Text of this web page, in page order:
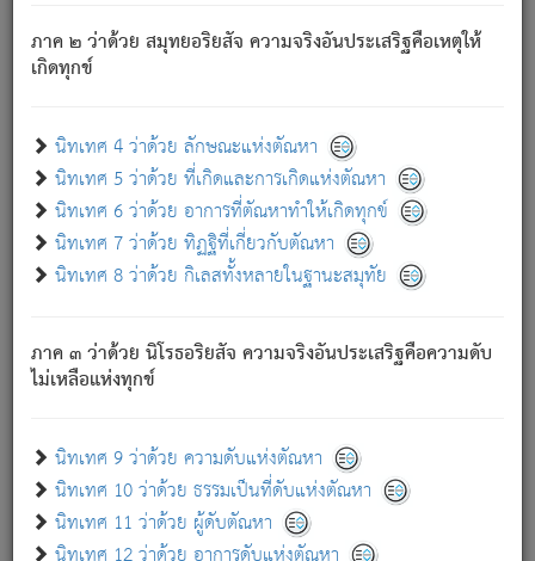
ภาค ๒ ว่าด้วย สมุทยอริยสัจ ความจริงอันประเสริฐคือเหตุให้
เกิดทุกข์
นิทเทศ 4 ว่าด้วย ลักษณะแห่งตัณหา
นิทเทศ 5 ว่าด้วย ที่เกิดและการเกิดแห่งตัณหา
นิทเทศ 6 ว่าด้วย อาการที่ตัณหาทำให้เกิดทุกข์
นิทเทศ 7 ว่าด้วย ทิฏฐิที่เกี่ยวกับตัณหา
นิทเทศ 8 ว่าด้วย กิเลสทั้งหลายในฐานะสมุทัย
ภาค ๓ ว่าด้วย นิโรธอริยสัจ ความจริงอันประเสริฐคือความดับ
ไม่เหลือแห่งทุกข์
นิทเทศ 9 ว่าด้วย ความดับแห่งตัณหา
นิทเทศ 10 ว่าด้วย ธรรมเป็นที่ดับแห่งตัณหา
นิทเทศ 11 ว่าด้วย ผู้ดับตัณหา
อันเป็นไปในที่หรือเวลาทั้งปวง[3]เพื่อความมีแห่งประโยชน์โดย
ประการทั้งปวง; ภพทั้งหลายทั้งหมดนั้น ไม่เที่ยง เป็นทุกข์ มี
ความแปรปรวนเป็นธรรมดา.
อย่างนี้อยู่; เขาย่อมละภวตัณหาได้ และไม่เพลิดเพลินวิภวตัณหา
ด้วย.
ความดับเพราะความสำรอกไม่เหลือ (แห่งภพทั้งหลาย)
เพราะความสิ้นไปแห่งตัณหาโดยประการทั้งปวง นั้นคือ
นิพพาน.
ภพใหม่ย่อมไม่มีแก่ภิกษุนั้น ผู้ดับเย็นสนิทแล้ว เพราะไม่มี
ภิกษุนั้น เป็นผู้ครอบงำมารได้แล้ว ชนะสงครามแล้ว ก้าวล่วง
ภพทั้งหลายทั้งปวงได้แล้ว เป็นผู้คงที่ (คือไม่เปลี่ยนแปลงอีกต่อ
- อุ.ขุ. ๒๕/๑๒๑/๘๔.
(ข้อความนี้ เป็นพระพุทธอุทานที่ทรงเปล่งออก ที่โคนต้นโพธิ์
เป็นที่ตรัสรู้ เมื่อตรัสรู้แล้วได้ 7 วัน)